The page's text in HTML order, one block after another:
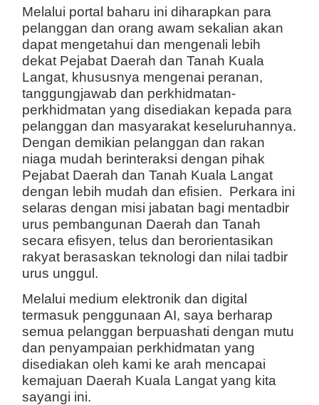
Melalui portal baharu ini diharapkan para
pelanggan dan orang awam sekalian akan
dapat mengetahui dan mengenali lebih
dekat Pejabat Daerah dan Tanah Kuala
Langat, khususnya mengenai peranan,
tanggungjawab dan perkhidmatan-
perkhidmatan yang disediakan kepada para
pelanggan dan masyarakat keseluruhannya.
Dengan demikian pelanggan dan rakan
niaga mudah berinteraksi dengan pihak
Pejabat Daerah dan Tanah Kuala Langat
dengan lebih mudah dan efisien. Perkara ini
selaras dengan misi jabatan bagi mentadbir
urus pembangunan Daerah dan Tanah
secara efisyen, telus dan berorientasikan
rakyat berasaskan teknologi dan nilai tadbir
urus unggul.
Melalui medium elektronik dan digital
termasuk penggunaan AI, saya berharap
semua pelanggan berpuashati dengan mutu
dan penyampaian perkhidmatan yang
disediakan oleh kami ke arah mencapai
kemajuan Daerah Kuala Langat yang kita
sayangi ini.